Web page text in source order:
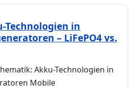
Technologien in
– LiFePO4 vs.
Akku-Technologien in
Mobile